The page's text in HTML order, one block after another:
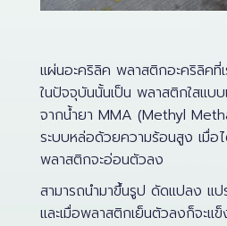
แผ่นอะคริลิค พลาสติกอะคริลิคที่
ในปัจจุบันนั้นเป็น พลาสติกใสแบ
จากน้ำยา MMA (Methyl
ระบบหล่อด้วยความร้อนสูง เมื่อ
พลาสติกจะอ่อนตัวลง
สามารถนำมาขึ้นรูป ดัดแปลง แ
และเมื่อพลาสติกเย็นตัวลงก็จะแ